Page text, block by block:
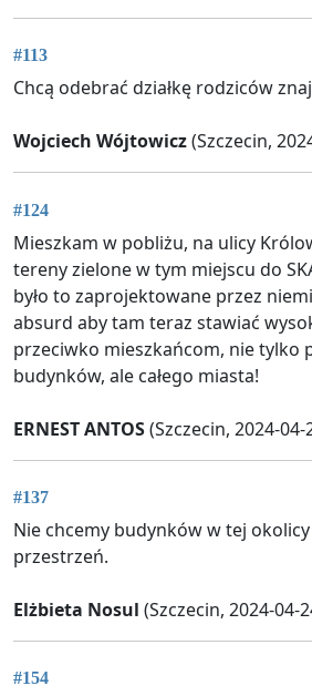
#113
Chcą odebrać działkę rodziców
Wojciech Wójtowicz(Szczecin,
#124
Mieszkam w pobliżu, na ulicy
tereny zielone w tym miejscu do
było to zaprojektowane przez
absurd aby tam teraz stawiać
przeciwko mieszkańcom, nie tylko
budynków, ale całego miasta!
ERNEST ANTOS(Szczecin, 2024-04-
#137
Nie chcemy budynków w tej
przestrzeń.
Elżbieta Nosul (Szczecin, 2024-04-
#154